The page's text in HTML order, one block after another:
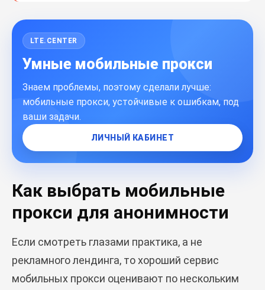
LTE.CENTER
Умные мобильные прокси
Знаем проблемы, поэтому сделали лучше:
мобильные прокси, устойчивые к ошибкам, под
ваши задачи.
ЛИЧНЫЙ КАБИНЕТ
Как выбрать мобильные
прокси для анонимности
Если смотреть глазами практика, а не
рекламного лендинга, то хороший сервис
мобильных прокси оценивают по нескольким